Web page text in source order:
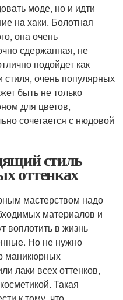
моде, но и идти
на хаки. Болотная
она очень
сдержанная, не
подойдет как
стиля, очень популярных
быть не только
для цветов,
сочетается с нюдовой
стиль
оттенках
мастерством надо
материалов и
воплотить в жизнь
Но не нужно
маникюрных
лаки всех оттенков,
Такая